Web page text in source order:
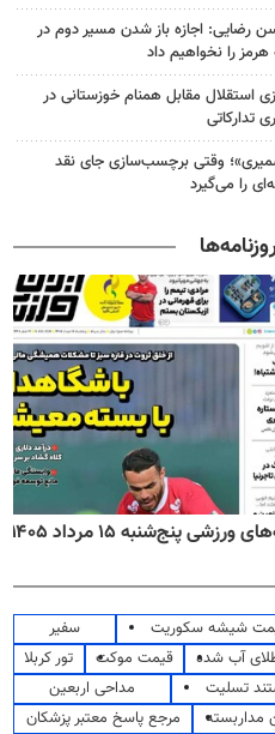
رضایی: اجازه باز شدن مسیر دوم در
هرمز را نخواهیم داد
استقلال مقابل همنام خوزستانی در
تدارکاتی
وقتی برچسب‌سازی جای نقد
را می‌گیرد
ورزشی پنج‌شنبه ۱۵ مرداد ۱۴۰۵
شیشه سکوریت
سفیر
آب شده
قیمت موکت
تور کربلا
تسلیت
مداحی اربعین
مداربسته
مرجع پاسخ معتبر پزشکان